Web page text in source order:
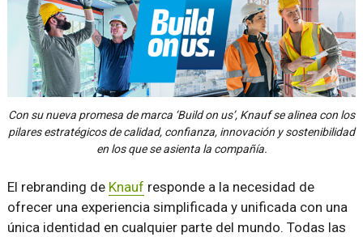
Con su nueva promesa de marca ‘Build on us’, Knauf se alinea con los
pilares estratégicos de calidad, confianza, innovación y sostenibilidad
en los que se asienta la compañía.
El rebranding de Knauf responde a la necesidad de
ofrecer una experiencia simplificada y unificada con una
única identidad en cualquier parte del mundo. Todas las